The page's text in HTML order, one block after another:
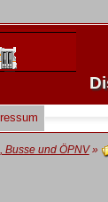
Busse und ÖPNV»